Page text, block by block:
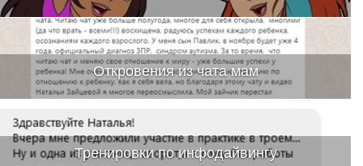
Откровения из чата мам
Тренировки по инфодайвингу